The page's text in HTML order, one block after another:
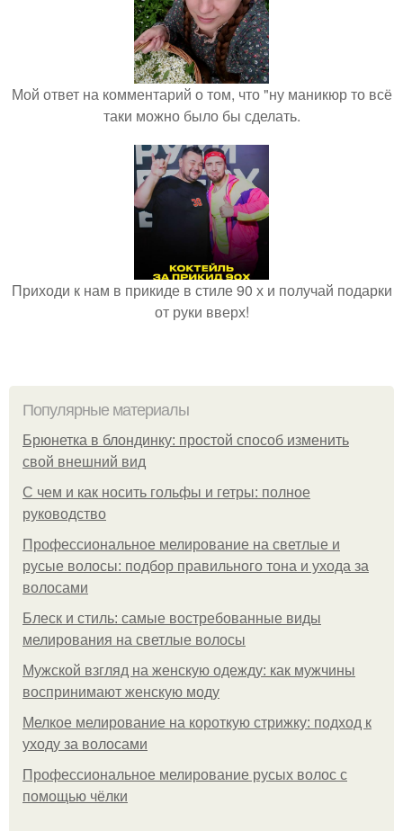
Мой ответ на комментарий о том, что "ну маникюр то всё
таки можно было бы сделать.
Приходи к нам в прикиде в стиле 90 х и получай подарки
от руки вверх!
Популярные материалы
Брюнетка в блондинку: простой способ изменить
свой внешний вид
С чем и как носить гольфы и гетры: полное
руководство
Профессиональное мелирование на светлые и
русые волосы: подбор правильного тона и ухода за
волосами
Блеск и стиль: самые востребованные виды
мелирования на светлые волосы
Мужской взгляд на женскую одежду: как мужчины
воспринимают женскую моду
Мелкое мелирование на короткую стрижку: подход к
уходу за волосами
Профессиональное мелирование русых волос с
помощью чёлки